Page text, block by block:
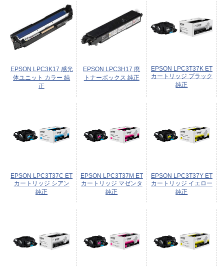
EPSON LPC3K17 感光
体ユニット カラー 純
正
EPSON LPC3H17 廃
トナーボックス 純正
EPSON LPC3T37K ET
カートリッジ ブラック
純正
EPSON LPC3T37C ET
カートリッジ シアン
純正
EPSON LPC3T37M ET
カートリッジ マゼンタ
純正
EPSON LPC3T37Y ET
カートリッジ イエロー
純正